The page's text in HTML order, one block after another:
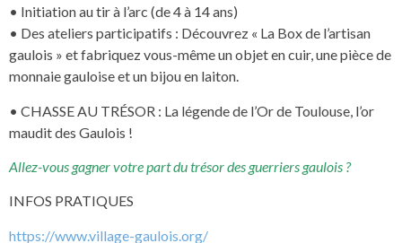
• Initiation au tir à l’arc (de 4 à 14 ans)
• Des ateliers participatifs : Découvrez « La Box de l’artisan
gaulois » et fabriquez vous-même un objet en cuir, une pièce de
monnaie gauloise et un bijou en laiton.
• CHASSE AU TRÉSOR : La légende de l’Or de Toulouse, l’or
maudit des Gaulois !
Allez-vous gagner votre part du trésor des guerriers gaulois ?
INFOS PRATIQUES
https://www.village-gaulois.org/